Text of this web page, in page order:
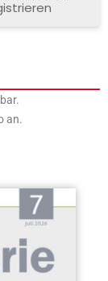
an.